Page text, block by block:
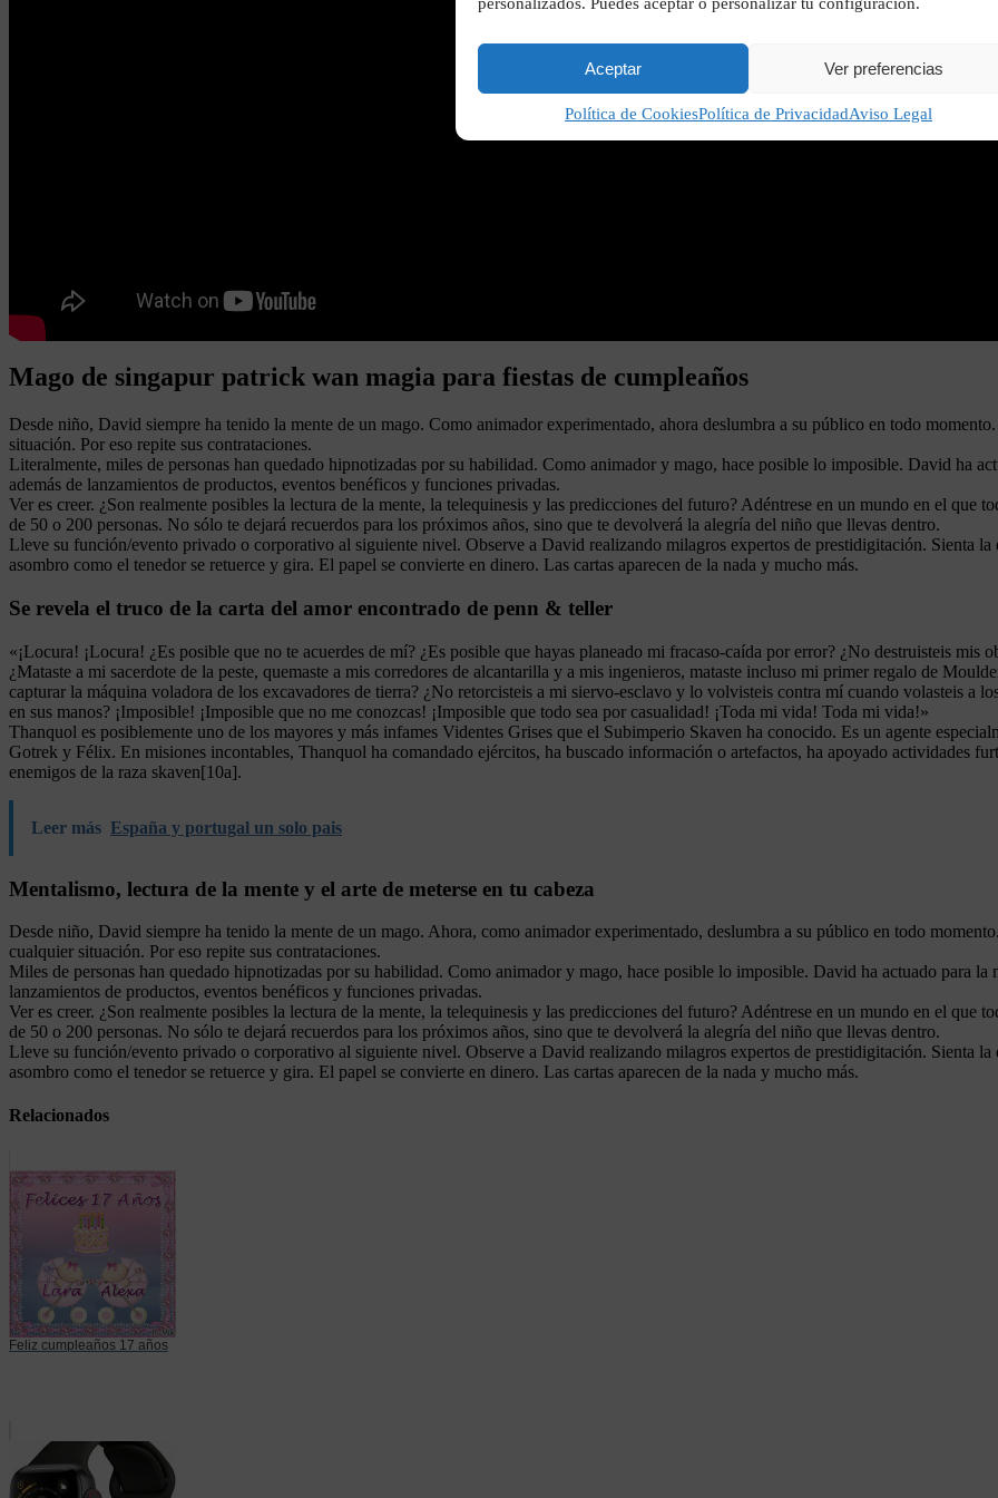
Aceptar Ver preferencias
Política de CookiesPolítica de PrivacidadAviso Legal
Mago de singapur patrick wan magia para fiestas de cumpleaños
Desde niño, David siempre ha tenido la mente de un mago. Como animador experimentado, ahora deslumbra a su público en todo
situación. Por eso repite sus contrataciones.
Literalmente, miles de personas han quedado hipnotizadas por su habilidad. Como animador y mago, hace posible lo imposible. David ha
además de lanzamientos de productos, eventos benéficos y funciones privadas.
Ver es creer. ¿Son realmente posibles la lectura de la mente, la telequinesis y las predicciones del futuro? Adéntrese en un mundo en el
de 50 o 200 personas. No sólo te dejará recuerdos para los próximos años, sino que te devolverá la alegría del niño que llevas dentro.
Lleve su función/evento privado o corporativo al siguiente nivel. Observe a David realizando milagros expertos de prestidigitación. Sienta
asombro como el tenedor se retuerce y gira. El papel se convierte en dinero. Las cartas aparecen de la nada y mucho más.
Se revela el truco de la carta del amor encontrado de penn & teller
«¡Locura! ¡Locura! ¿Es posible que no te acuerdes de mí? ¿Es posible que hayas planeado mi fracaso-caída por error? ¿No destruisteis mis
¿Mataste a mi sacerdote de la peste, quemaste a mis corredores de alcantarilla y a mis ingenieros, mataste incluso mi primer regalo de
capturar la máquina voladora de los excavadores de tierra? ¿No retorcisteis a mi siervo-esclavo y lo volvisteis contra mí cuando volasteis a
en sus manos? ¡Imposible! ¡Imposible que no me conozcas! ¡Imposible que todo sea por casualidad! ¡Toda mi vida! Toda mi vida!»
Thanquol es posiblemente uno de los mayores y más infames Videntes Grises que el Subimperio Skaven ha conocido. Es un agente
Gotrek y Félix. En misiones incontables, Thanquol ha comandado ejércitos, ha buscado información o artefactos, ha apoyado actividades
enemigos de la raza skaven[10a].
Leer más España y portugal un solo pais
Mentalismo, lectura de la mente y el arte de meterse en tu cabeza
Desde niño, David siempre ha tenido la mente de un mago. Ahora, como animador experimentado, deslumbra a su público en todo
cualquier situación. Por eso repite sus contrataciones.
Miles de personas han quedado hipnotizadas por su habilidad. Como animador y mago, hace posible lo imposible. David ha actuado para la
lanzamientos de productos, eventos benéficos y funciones privadas.
Ver es creer. ¿Son realmente posibles la lectura de la mente, la telequinesis y las predicciones del futuro? Adéntrese en un mundo en el
de 50 o 200 personas. No sólo te dejará recuerdos para los próximos años, sino que te devolverá la alegría del niño que llevas dentro.
Lleve su función/evento privado o corporativo al siguiente nivel. Observe a David realizando milagros expertos de prestidigitación. Sienta
asombro como el tenedor se retuerce y gira. El papel se convierte en dinero. Las cartas aparecen de la nada y mucho más.
Relacionados
Feliz cumpleaños 17 años